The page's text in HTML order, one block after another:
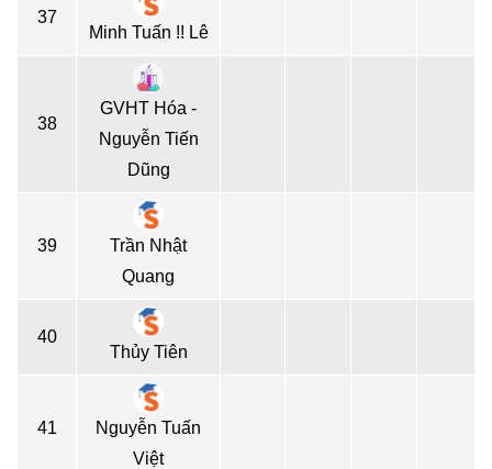
37
Minh Tuấn !! Lê
38
GVHT Hóa -
Nguyễn Tiến
Dũng
39
Trần Nhật
Quang
40
Thủy Tiên
41
Nguyễn Tuấn
Việt